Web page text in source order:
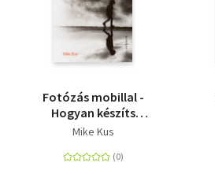
Fotózás mobillal -
Hogyan készíts
gyönyörű fényképeket
Mike Kus